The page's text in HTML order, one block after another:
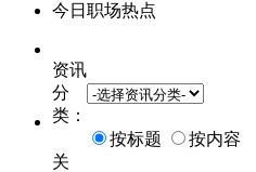
今日职场热点
资讯
分
类：
按标题
按内容
关